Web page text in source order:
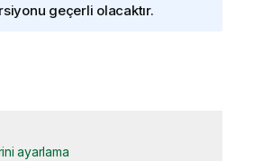
geçerli olacaktır.
ayarlama